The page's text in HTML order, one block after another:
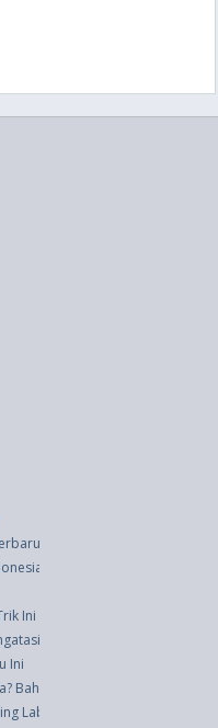
Ini
Ini
Bahan Pokok Dapur Ini
Labu